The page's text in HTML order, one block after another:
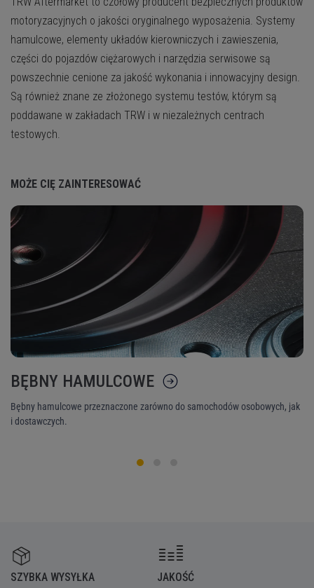
motoryzacyjnych o jakości oryginalnego wyposażenia. Systemy
hamulcowe, elementy układów kierowniczych i zawieszenia,
części do pojazdów ciężarowych i narzędzia serwisowe są
powszechnie cenione za jakość wykonania i innowacyjny design.
Są również znane ze złożonego systemu testów, którym są
poddawane w zakładach TRW i w niezależnych centrach
testowych.
MOŻE CIĘ ZAINTERESOWAĆ
BĘBNY HAMULCOWE
Bębny hamulcowe przeznaczone zarówno do samochodów osobowych, jak
i dostawczych.
SZYBKA WYSYŁKA JAKOŚĆ